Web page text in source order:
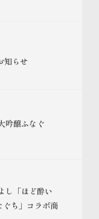
知らせ
吟醸ふなぐ
し「ほど酔い
ち」コラボ商